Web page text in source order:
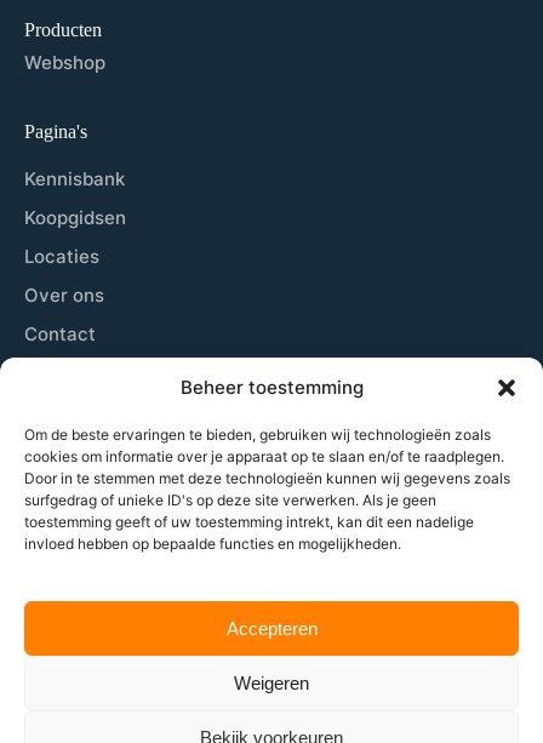
Beheer toestemming
Om de beste ervaringen te bieden, gebruiken wij technologieën zoals
cookies om informatie over je apparaat op te slaan en/of te raadplegen.
Door in te stemmen met deze technologieën kunnen wij gegevens zoals
surfgedrag of unieke ID's op deze site verwerken. Als je geen
toestemming geeft of uw toestemming intrekt, kan dit een nadelige
invloed hebben op bepaalde functies en mogelijkheden.
Accepteren
Weigeren
Bekijk voorkeuren
Producten
Webshop
Pagina's
Kennisbank
Koopgidsen
Locaties
Over ons
Contact
Laatste nieuws
Wij plaatsen zowel nieuwsberichten, beschrijven de
beste locaties om padel te spelen, geven tips aan
2026